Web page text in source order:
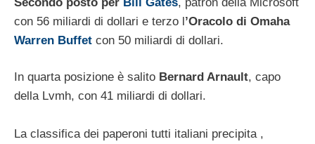
con 56 miliardi di dollari e terzo l’Oracolo di Omaha
Warren Buffet con 50 miliardi di dollari.
In quarta posizione è salito Bernard Arnault, capo
della Lvmh, con 41 miliardi di dollari.
La classifica dei paperoni tutti italiani precipita ,